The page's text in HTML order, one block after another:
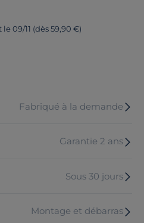
le 09/11 (dès 59,90 €)
Fabriqué à la demande
Garantie 2 ans
Sous 30 jours
Montage et débarras